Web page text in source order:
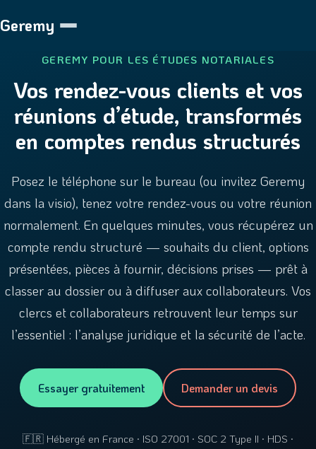
Geremy
GEREMY POUR LES ÉTUDES NOTARIALES
Vos rendez-vous clients et vos
réunions d’étude, transformés
en comptes rendus structurés
Posez le téléphone sur le bureau (ou invitez Geremy
dans la visio), tenez votre rendez-vous ou votre réunion
normalement. En quelques minutes, vous récupérez un
compte rendu structuré — souhaits du client, options
présentées, pièces à fournir, décisions prises — prêt à
classer au dossier ou à diffuser aux collaborateurs. Vos
clercs et collaborateurs retrouvent leur temps sur
l’essentiel : l’analyse juridique et la sécurité de l’acte.
Essayer gratuitement Demander un devis
🇫🇷 Hébergé en France · ISO 27001 · SOC 2 Type II · HDS ·